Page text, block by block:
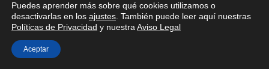
Puedes aprender más sobre qué cookies utilizamos o
desactivarlas en los ajustes . También puede leer aquí nuestras
Políticas de Privacidad y nuestra Aviso Legal
Aceptar